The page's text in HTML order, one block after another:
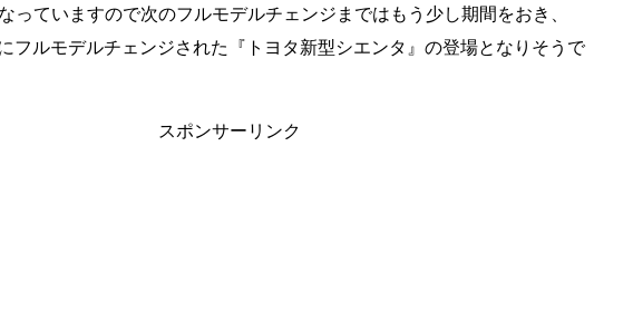
っていますので次のフルモデルチェンジまではもう少し期間をおき、
フルモデルチェンジされた『トヨタ新型シエンタ』の登場となりそうで
スポンサーリンク